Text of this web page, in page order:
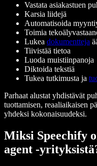
Vastata asiakastuen
Karsia liidejä
Automatisoida
Toimia
Lukea dokumentteja
Tiivistää tietoa
Luoda muistiinpanoja
Diktoida tekstiä
Tukea tutkimusta ja
Parhaat alustat yhdistävät
tuottamisen, reaaliaikaisen
yhdeksi kokonaisuudeksi.
Miksi Speechify
agent -